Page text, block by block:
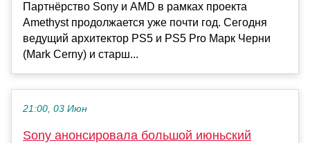
Партнёрство Sony и AMD в рамках проекта
Amethyst продолжается уже почти год. Сегодня
ведущий архитектор PS5 и PS5 Pro Марк Черни
(Mark Cerny) и старш...
21:00, 03 Июн
Sony анонсировала большой июньский